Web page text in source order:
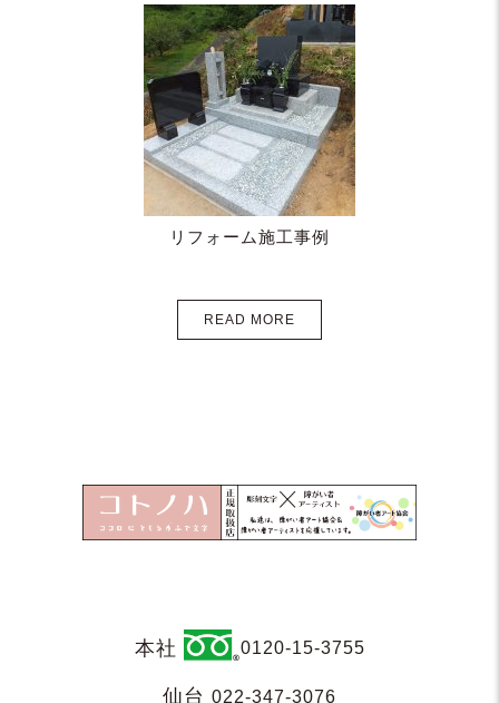
リフォーム施工事例
READ MORE
本社 0120-15-3755
仙台 022-347-3076